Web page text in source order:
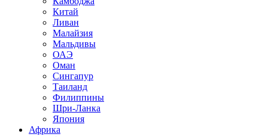
Китай
Ливан
Малайзия
Мальдивы
ОАЭ
Оман
Сингапур
Таиланд
Филиппины
Шри-Ланка
Япония
Африка